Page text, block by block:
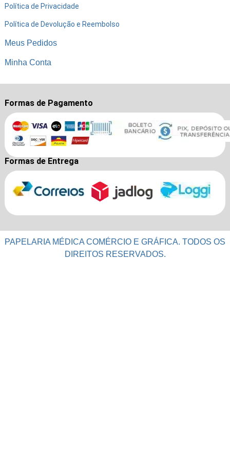
Política de Privacidade
Política de Devolução e Reembolso
Meus Pedidos
Minha Conta
Formas de Pagamento
Formas de Entrega
PAPELARIA MÉDICA COMÉRCIO E GRÁFICA. TODOS OS
DIREITOS RESERVADOS.